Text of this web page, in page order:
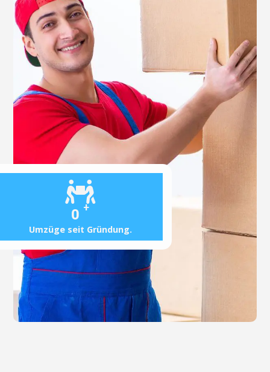
0 +
Umzüge seit Gründung.